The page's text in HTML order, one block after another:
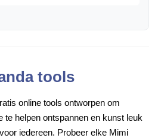
tools
online tools ontworpen om
te helpen ontspannen en kunst leuk
iedereen. Probeer elke Mimi